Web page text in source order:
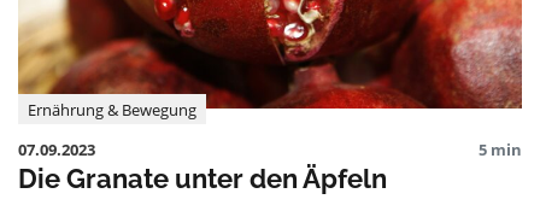
Ernährung & Bewegung
07.09.2023
5 min
Die Granate unter den Äpfeln